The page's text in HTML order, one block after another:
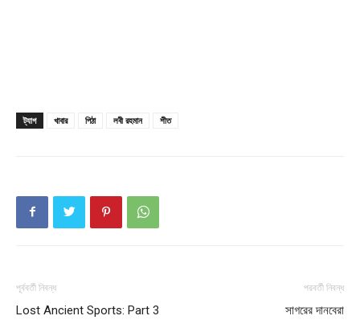
ট্যাগ খাবার পিঠা লবী রহমান শীত
পূর্ববর্তী নিবন্ধ
Lost Ancient Sports: Part 3
পরবর্তী নিবন্ধ
সাগরের দানবেরা